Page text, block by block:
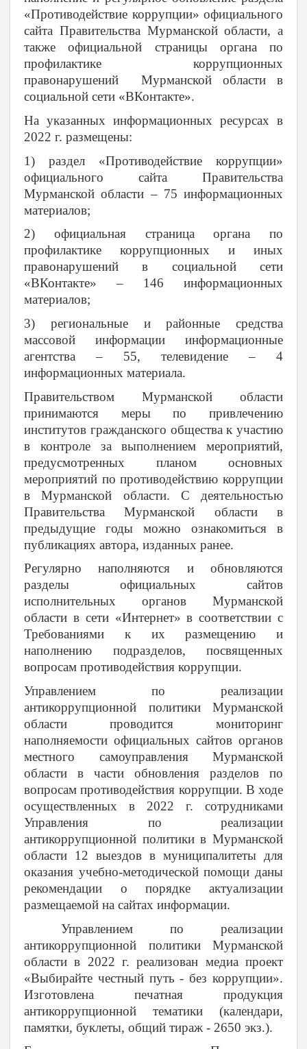
«Противодействие коррупции» официального
сайта Правительства Мурманской области, а
также официальной страницы органа по
профилактике коррупционных
правонарушений Мурманской области в
социальной сети «ВКонтакте».
На указанных информационных ресурсах в
2022 г. размещены:
1) раздел «Противодействие коррупции»
официального сайта Правительства
Мурманской области – 75 информационных
материалов;
2) официальная страница органа по
профилактике коррупционных и иных
правонарушений в социальной сети
«ВКонтакте» – 146 информационных
материалов;
3) региональные и районные средства
массовой информации информационные
агентства – 55, телевидение – 4
информационных материала.
Правительством Мурманской области
принимаются меры по привлечению
институтов гражданского общества к участию
в контроле за выполнением мероприятий,
предусмотренных планом основных
мероприятий по противодействию коррупции
в Мурманской области. С деятельностью
Правительства Мурманской области в
предыдущие годы можно ознакомиться в
публикациях автора, изданных ранее.
Регулярно наполняются и обновляются
разделы официальных сайтов
исполнительных органов Мурманской
области в сети «Интернет» в соответствии с
Требованиями к их размещению и
наполнению подразделов, посвященных
вопросам противодействия коррупции.
Управлением по реализации
антикоррупционной политики Мурманской
области проводится мониторинг
наполняемости официальных сайтов органов
местного самоуправления Мурманской
области в части обновления разделов по
вопросам противодействия коррупции. В ходе
осуществленных в 2022 г. сотрудниками
Управления по реализации
антикоррупционной политики в Мурманской
области 12 выездов в муниципалитеты для
оказания учебно-методической помощи даны
рекомендации о порядке актуализации
размещаемой на сайтах информации.
Управлением по реализации
антикоррупционной политики Мурманской
области в 2022 г. реализован медиа проект
«Выбирайте честный путь - без коррупции».
Изготовлена печатная продукция
антикоррупционной тематики (календари,
памятки, буклеты, общий тираж - 2650 экз.).